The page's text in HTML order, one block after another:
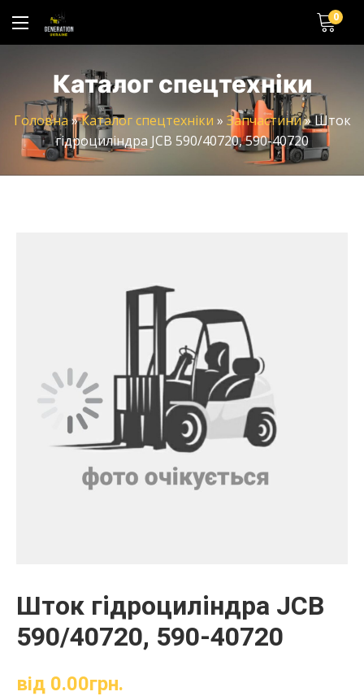
0
Каталог спецтехніки
Головна »Каталог спецтехніки » Запчастини»Шток
гідроциліндра JCB 590/40720, 590-40720
Шток гідроциліндра JCB
590/40720, 590-40720
від 0.00грн.